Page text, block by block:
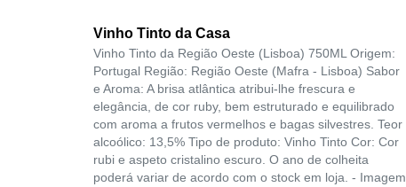
Vinho Tinto da Casa
Vinho Tinto da Região Oeste (Lisboa) 750ML Origem:
Portugal Região: Região Oeste (Mafra - Lisboa) Sabor
e Aroma: A brisa atlântica atribui-lhe frescura e
elegância, de cor ruby, bem estruturado e equilibrado
com aroma a frutos vermelhos e bagas silvestres. Teor
alcoólico: 13,5% Tipo de produto: Vinho Tinto Cor: Cor
rubi e aspeto cristalino escuro. O ano de colheita
poderá variar de acordo com o stock em loja. - Imagem